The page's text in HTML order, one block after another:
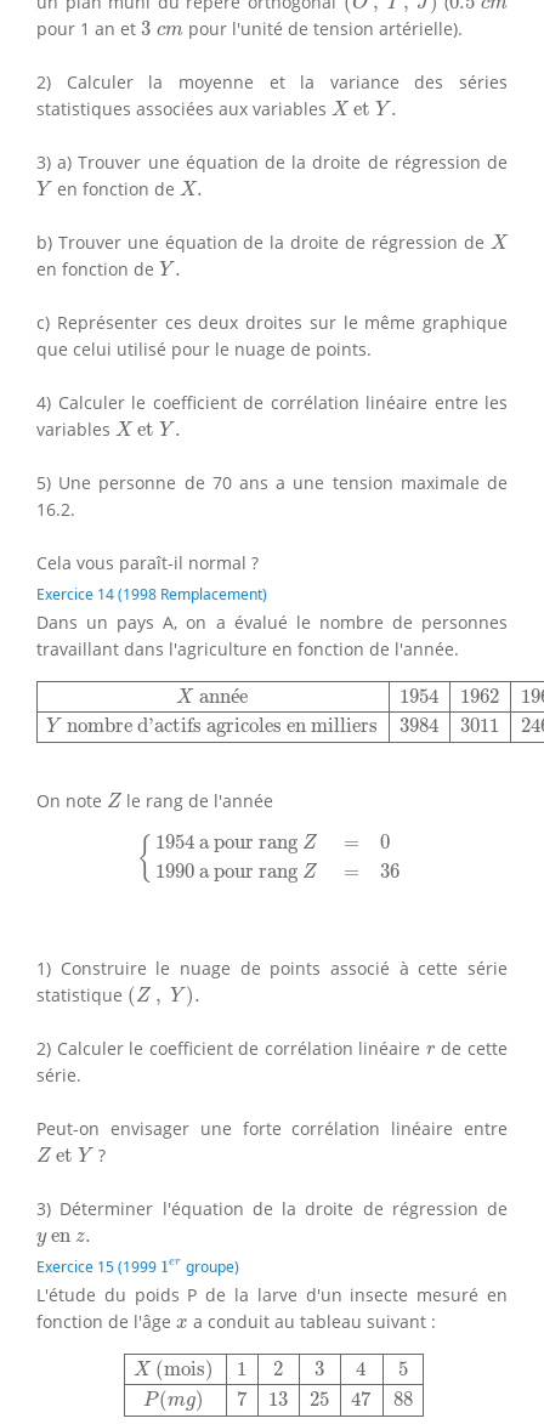
pour 1 an et 3 cm
3 cmpour l'unité de tension artérielle).
2) Calculer la moyenne et la variance des séries
statistiques associées aux variables X et Y .
Xet Y.
3) a) Trouver une équation de la droite de régression de
Y
Y en fonction deX.
X.
b) Trouver une équation de la droite de régression de X
X
en fonction de Y .
Y.
c) Représenter ces deux droites sur le même graphique
que celui utilisé pour le nuage de points.
4) Calculer le coefficient de corrélation linéaire entre les
variables X et Y .
Xet Y.
5) Une personne de 70 ans a une tension maximale de
16.2.
Cela vous paraît-il normal ?
Exercice 14 (1998 Remplacement)
Dans un pays A, on a évalué le nombre de personnes
travaillant dans l'agriculture en fonction de l'année.
X année 1954 1962
Y nombre d’actifs agricoles en milliers 3984 3011
Xannée195419621968197519821990Ynombre
On note Z
Zle rang de l'année
{ 1954 a pour rang Z =
0
1990 a pour rang Z = 36
{1954a pour rangZ 1990
1) Construire le nuage de points associé à cette série
statistique (Z , Y ).
(Z, ).
2) Calculer le coefficient de corrélation linéaire r
r de cette
série.
Peut-on envisager une forte corrélation linéaire entre
Z et Y
Zet Y?
3) Déterminer l'équation de la droite de régression de
y en z.
yenz
Exercice 15 (1999 1er
1er groupe)
L'étude du poids P de la larve d'un insecte mesuré en
fonction de l'âge x
x a conduit au tableau suivant :
X (mois) 1 2 3 4 5
P(mg) 7 13 25 47 88
X(mois)12345P(mg)713254788